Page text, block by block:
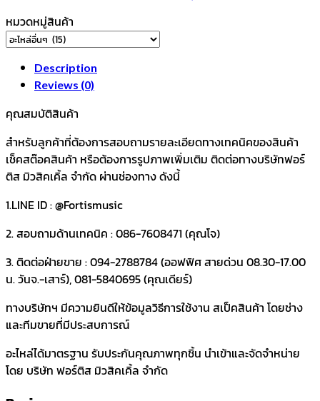
quantity
หมวดหมู่สินค้า
Description
Reviews (0)
คุณสมบัติสินค้า
สำหรับลูกค้าที่ต้องการสอบถามรายละเอียดทางเทคนิคของสินค้า
เช็คสต๊อคสินค้า หรือต้องการรูปภาพเพิ่มเติม ติดต่อทางบริษัทฟอร์
ติส มิวสิคเคิ้ล จำกัด ผ่านช่องทาง ดังนี้
1.LINE ID : @Fortismusic
2. สอบถามด้านเทคนิค : 086-7608471 (คุณโจ)
3. ติดต่อฝ่ายขาย : 094-2788784 (ออฟฟิศ สายด่วน 08.30-17.00
น. วันจ.-เสาร์), 081-5840695 (คุณเดียร์)
ทางบริษัทฯ มีความยินดีให้ข้อมูลวิธีการใช้งาน สเป็คสินค้า โดยช่าง
และทีมขายที่มีประสบการณ์
อะไหล่ได้มาตรฐาน รับประกันคุณภาพทุกชิ้น นำเข้าและจัดจำหน่าย
โดย บริษัท ฟอร์ติส มิวสิคเคิ้ล จำกัด